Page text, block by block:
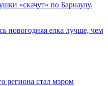
«скачут» по Барнаулу.
новогодняя елка лучше, чем
региона стал мэром